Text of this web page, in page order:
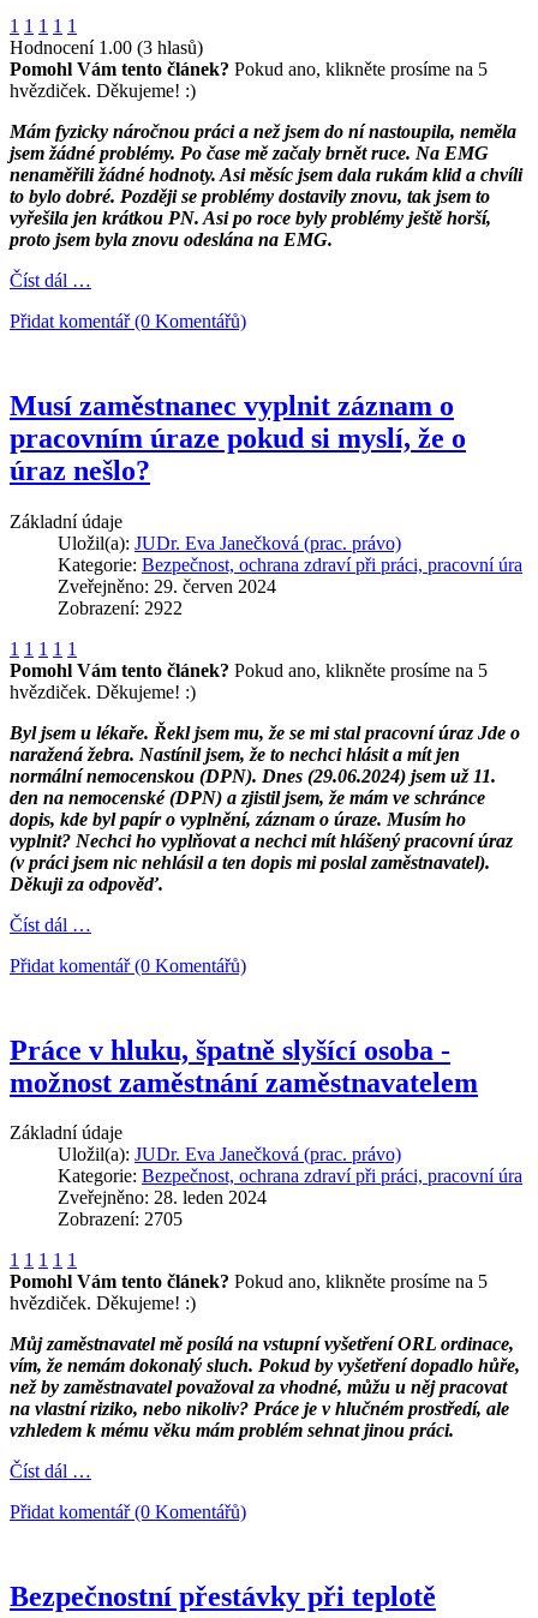
1 1 1 1 1
Hodnocení 1.00 (3 hlasů)
Pomohl Vám tento článek? Pokud ano, klikněte prosíme na 5
hvězdiček. Děkujeme! :)
Mám fyzicky náročnou práci a než jsem do ní nastoupila, neměla
jsem žádné problémy. Po čase mě začaly brnět ruce. Na EMG
nenaměřili žádné hodnoty. Asi měsíc jsem dala rukám klid a chvíli
to bylo dobré. Později se problémy dostavily znovu, tak jsem to
vyřešila jen krátkou PN. Asi po roce byly problémy ještě horší,
proto jsem byla znovu odeslána na EMG.
Číst dál …
Přidat komentář (0 Komentářů)
Musí zaměstnanec vyplnit záznam o
pracovním úraze pokud si myslí, že o
úraz nešlo?
Základní údaje
Uložil(a): JUDr. Eva Janečková (prac. právo)
Kategorie: Bezpečnost, ochrana zdraví při práci, pracovní úra
Zveřejněno: 29. červen 2024
Zobrazení: 2922
1 1 1 1 1
Pomohl Vám tento článek? Pokud ano, klikněte prosíme na 5
hvězdiček. Děkujeme! :)
Byl jsem u lékaře. Řekl jsem mu, že se mi stal pracovní úraz Jde o
naražená žebra. Nastínil jsem, že to nechci hlásit a mít jen
normální nemocenskou (DPN). Dnes (29.06.2024) jsem už 11.
den na nemocenské (DPN) a zjistil jsem, že mám ve schránce
dopis, kde byl papír o vyplnění, záznam o úraze. Musím ho
vyplnit? Nechci ho vyplňovat a nechci mít hlášený pracovní úraz
(v práci jsem nic nehlásil a ten dopis mi poslal zaměstnavatel).
Děkuji za odpověď.
Číst dál …
Přidat komentář (0 Komentářů)
Práce v hluku, špatně slyšící osoba -
možnost zaměstnání zaměstnavatelem
Základní údaje
Uložil(a): JUDr. Eva Janečková (prac. právo)
Kategorie: Bezpečnost, ochrana zdraví při práci, pracovní úra
Zveřejněno: 28. leden 2024
Zobrazení: 2705
1 1 1 1 1
Pomohl Vám tento článek? Pokud ano, klikněte prosíme na 5
hvězdiček. Děkujeme! :)
Můj zaměstnavatel mě posílá na vstupní vyšetření ORL ordinace,
vím, že nemám dokonalý sluch. Pokud by vyšetření dopadlo hůře,
než by zaměstnavatel považoval za vhodné, můžu u něj pracovat
na vlastní riziko, nebo nikoliv? Práce je v hlučném prostředí, ale
vzhledem k mému věku mám problém sehnat jinou práci.
Číst dál …
Přidat komentář (0 Komentářů)
Bezpečnostní přestávky při teplotě